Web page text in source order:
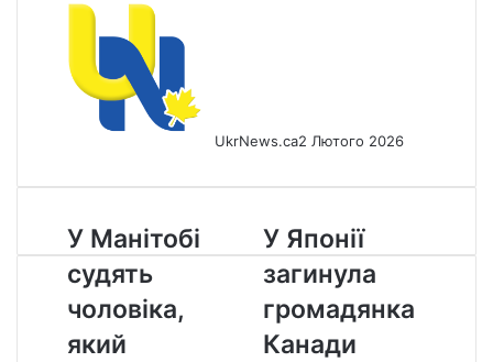
UkrNews.ca2 Лютого 2026
У
Манітобі
судять
чоловіка,
який
смертельно
У Манітобі
судять
чоловіка,
який
У
Японії
загинула
громадянка
Канади
У Японії
загинула
громадянка
Канади